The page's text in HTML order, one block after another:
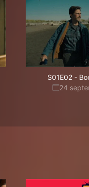
S01E02-
24